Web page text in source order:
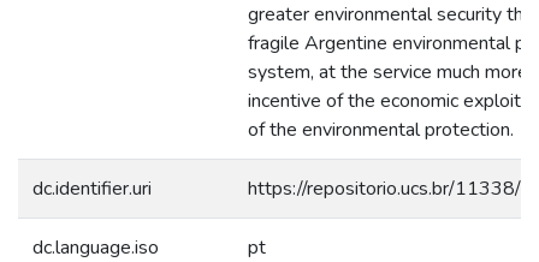
greater environmental security
fragile Argentine environmental
system, at the service much more
incentive of the economic
of the environmental protection.
dc.identifier.uri https://repositorio.ucs.br/11338/
dc.language.iso pt